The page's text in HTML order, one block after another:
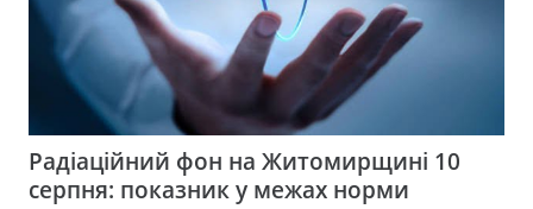
Радіаційний фон на Житомирщині 10
серпня: показник у межах норми